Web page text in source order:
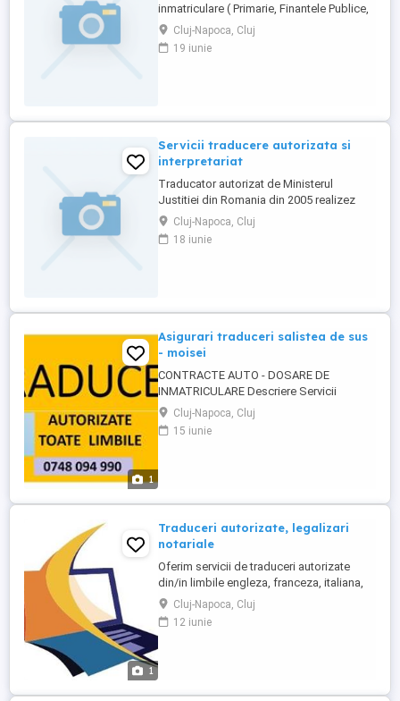
inmatriculare ( Primarie, Finantele Publice,
Serviciul Inmatriculari Auto ); - completam
fisa de inmatriculare, contract de vanzare
cumparare, cerere inmatriculare, efectuam
Cluj-Napoca, Cluj
19 iunie
Servicii traducere autorizata si
interpretariat
Traducator autorizat de Ministerul
Justitiei din Romania din 2005 realizez
traduceri autorizate (cu legalizare) din / in
limbile ENGLEZA si SPANIOLA in regim
normal si in regim de urgenta. Preturi
Cluj-Napoca, Cluj
18 iunie
1
Asigurari traduceri salistea de sus
- moisei
CONTRACTE AUTO - DOSARE DE
INMATRICULARE Descriere Servicii
CONTRACTE AUTO - intocmim dosarul de
inmatriculare ( Primarie, Finantele Publice,
Serviciul Inmatriculari Auto ); - completam
CONSULTANTA ...
Cluj-Napoca, Cluj
15 iunie
1
Traduceri autorizate, legalizari
notariale
Oferim servicii de traduceri autorizate
din/in limbile engleza, franceza, italiana,
spaniola, maghiara, germana, olandeza,
norvegiana, daneza, ceha, slovaca,
slovena, croata, ucraineana, rusa,
Cluj-Napoca, Cluj
12 iunie